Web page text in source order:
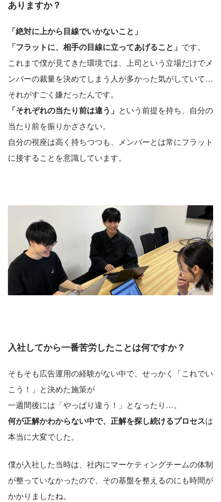
ありますか？
「絶対に上から目線でいかないこと」
「フラットに、相手の目線に立ってあげること」 です。
これまで僕が見てきた環境では、上司という立場だけでメ
ンバーの裁量を決めてしまう人が多かった気がしていて…
それがすごく嫌だったんです。
「それぞれの当たり前は違う」 という前提を持ち、自分の
当たり前を振りかざさない。
自分の視座は高く持ちつつも、メンバーとは常にフラット
に接することを意識しています。
入社してから一番苦労したことは何ですか？
そもそも広告運用の経験がない中で、せっかく「これでい
こう！」と決めた施策が
一週間後には「やっぱり違う！」となったり…。
何が正解かわからない中で、正解を探し続けるプロセスは
本当に大変でした。
僕が入社した当時は、社内にマーケティングチームの体制
が整っていなかったので、その基盤を整えるのにも時間が
かかりましたね。